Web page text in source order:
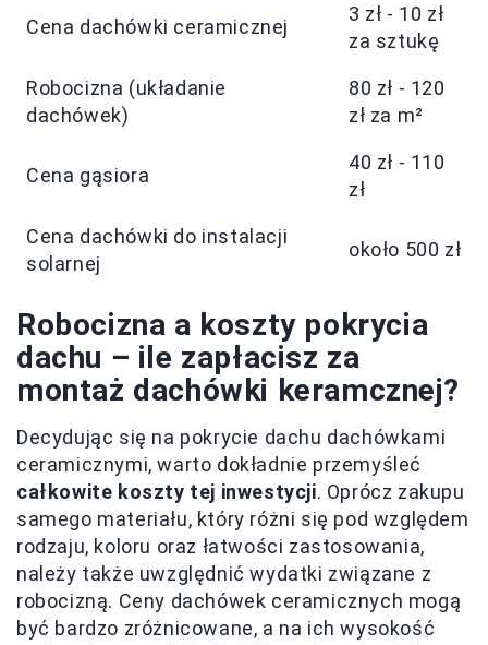
Cena dachówki ceramicznej
3 zł - 10 zł
za sztukę
Robocizna (układanie
dachówek)
80 zł - 120
zł za m²
Cena gąsiora
40 zł - 110
zł
Cena dachówki do instalacji
solarnej
około 500 zł
Robocizna a koszty pokrycia
dachu – ile zapłacisz za
montaż dachówki keramcznej?
Decydując się na pokrycie dachu dachówkami
ceramicznymi, warto dokładnie przemyśleć
całkowite koszty tej inwestycji. Oprócz zakupu
samego materiału, który różni się pod względem
rodzaju, koloru oraz łatwości zastosowania,
należy także uwzględnić wydatki związane z
robocizną. Ceny dachówek ceramicznych mogą
być bardzo zróżnicowane, a na ich wysokość